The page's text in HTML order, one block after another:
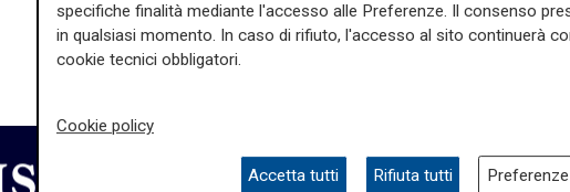
specifiche finalità mediante l'accesso alle Preferenze. Il consenso
in qualsiasi momento. In caso di rifiuto, l'accesso al sito continuerà
cookie tecnici obbligatori.
Cookie policy
Accetta tutti Rifiuta tutti Preferenze